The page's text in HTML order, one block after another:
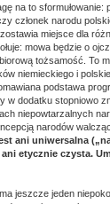
na to
członek narodu
miejsce dla
mowa będzie o
tożsamość. To
niemieckiego i
podstawa
dodatku stopniowo
niepowtarzalnych
narodów
ani uniwersalna
etycznie czysta.
jeszcze jeden